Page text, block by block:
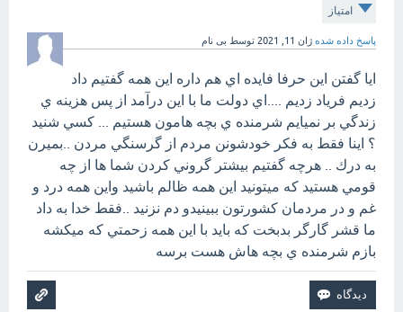
امتیاز
پاسخ داده شده ژان 11, 2021 توسط بی نام
ايا گفتن اين حرفا فايده اي هم داره اين همه گفتيم داد
زديم فرياد زديم ....اي دولت ما با اين درآمد از پس هزينه ي
زندگي بر نميايم شرمنده ي بچه هامون هستيم ... كسي شنيد
؟ اينا فقط به فكر خودشونن مردم از گرسنگي مردن ..بميرن
به درك .. هرچه گفتيم بيشتر گروني كردن شما ها از چه
قومي هستيد كه ميتونيد اين همه ظالم باشيد واين همه درد و
غم و در مردمان كشورتون ببينيدو دم نزنيد ..فقط خدا به داد
ما قشر گارگر بدبخت كه بايد با اين همه زحمتي كه ميكشه
بازم شرمنده ي بچه هاش هست برسه